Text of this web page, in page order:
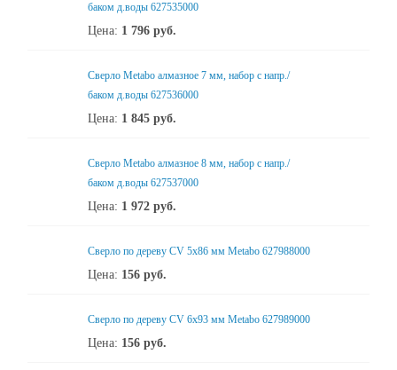
баком д.воды 627535000
Цена: 1 796 руб.
Сверло Metabo алмазное 7 мм, набор с напр./
баком д.воды 627536000
Цена: 1 845 руб.
Сверло Metabo алмазное 8 мм, набор с напр./
баком д.воды 627537000
Цена: 1 972 руб.
Сверло по дереву CV 5х86 мм Metabo 627988000
Цена: 156 руб.
Сверло по дереву CV 6x93 мм Metabo 627989000
Цена: 156 руб.